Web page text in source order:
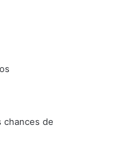
chances de